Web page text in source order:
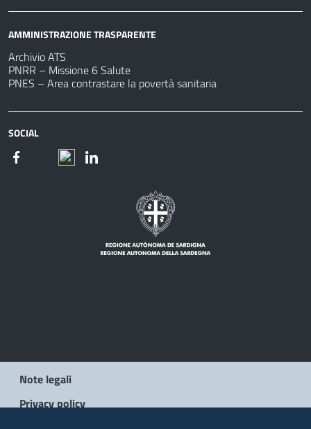
AMMINISTRAZIONE TRASPARENTE
Archivio ATS
PNRR – Missione 6 Salute
PNES – Area contrastare la povertà sanitaria
SOCIAL
Note legali
Privacy policy